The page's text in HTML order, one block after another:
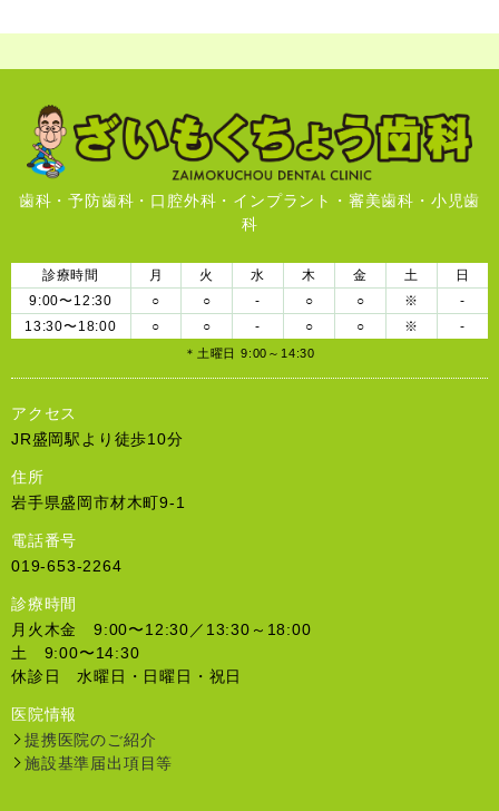
歯科・予防歯科・口腔外科・インプラント・審美歯科・小児歯
科
診療時間 月 火 水 木 金 土
日
9:00〜12:30
○ ○ - ○ ○ ※
-
13:30〜18:00
○ ○ - ○ ○ ※ -
＊土曜日 9:00～14:30
アクセス
JR盛岡駅より徒歩10分
住所
岩手県盛岡市材木町9-1
電話番号
019-653-2264
診療時間
月火木金 9:00〜12:30／13:30～18:00
土 9:00〜14:30
休診日 水曜日・日曜日・祝日
医院情報
提携医院のご紹介
施設基準届出項目等